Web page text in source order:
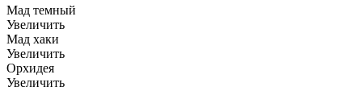
Мад темный
Увеличить
Мад хаки
Увеличить
Орхидея
Увеличить